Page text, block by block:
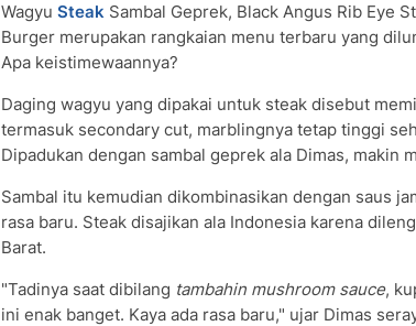
Wagyu Steak Sambal Geprek, Black Angus Rib Eye
Burger merupakan rangkaian menu terbaru yang
Apa keistimewaannya?
Daging wagyu yang dipakai untuk steak disebut
termasuk secondary cut, marblingnya tetap tinggi
Dipadukan dengan sambal geprek ala Dimas, makin
Sambal itu kemudian dikombinasikan dengan saus
rasa baru. Steak disajikan ala Indonesia karena
Barat.
"Tadinya saat dibilang tambahin mushroom sauce,
ini enak banget. Kaya ada rasa baru," ujar Dimas